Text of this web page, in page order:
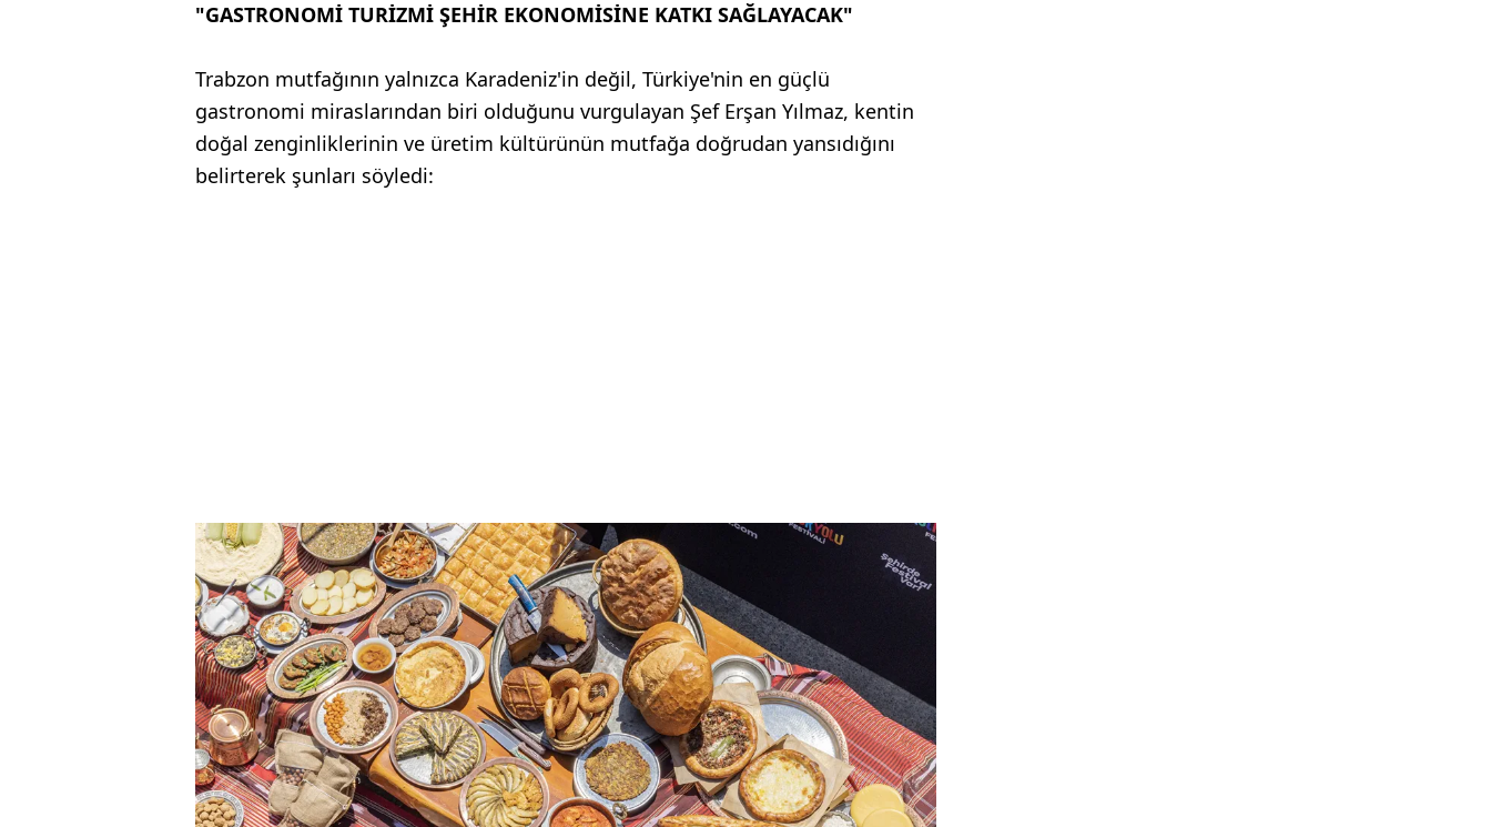
"GASTRONOMİ TURİZMİ ŞEHİR EKONOMİSİNE KATKI SAĞLAYACAK"
Trabzon mutfağının yalnızca Karadeniz'in değil, Türkiye'nin en güçlü
gastronomi miraslarından biri olduğunu vurgulayan Şef Erşan Yılmaz, kentin
doğal zenginliklerinin ve üretim kültürünün mutfağa doğrudan yansıdığını
belirterek şunları söyledi: